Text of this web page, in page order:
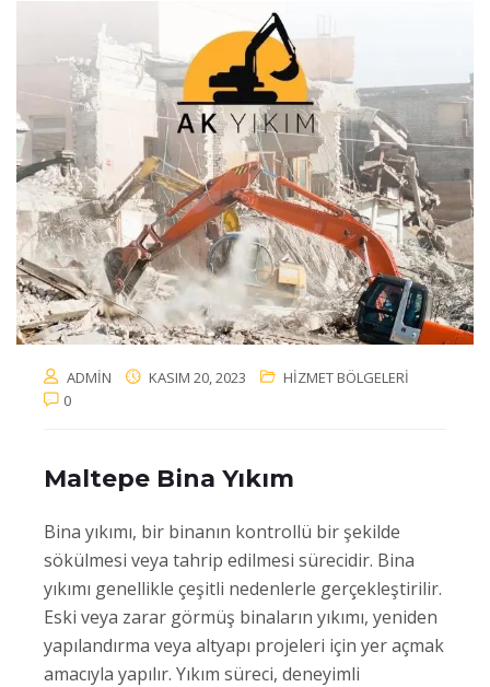
ADMIN KASIM 20, 2023
HIZMET BÖLGELERI
0
Maltepe Bina Yıkım
Bina yıkımı, bir binanın kontrollü bir şekilde
sökülmesi veya tahrip edilmesi sürecidir. Bina
yıkımı genellikle çeşitli nedenlerle gerçekleştirilir.
Eski veya zarar görmüş binaların yıkımı, yeniden
yapılandırma veya altyapı projeleri için yer açmak
amacıyla yapılır. Yıkım süreci, deneyimli